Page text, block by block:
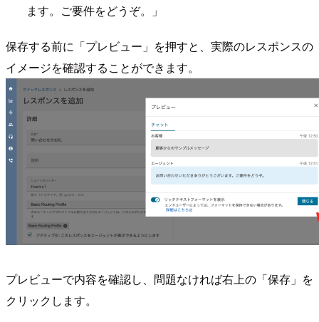
ます。ご要件をどうぞ。」
保存する前に「プレビュー」を押すと、実際のレスポンスの
イメージを確認することができます。
プレビューで内容を確認し、問題なければ右上の「保存」を
クリックします。